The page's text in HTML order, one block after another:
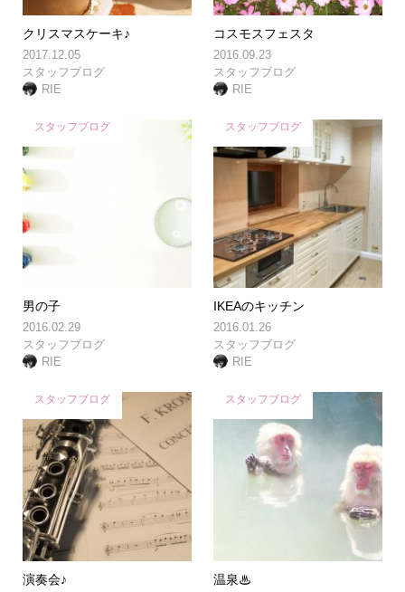
クリスマスケーキ♪
2017.12.05
スタッフブログ
RIE
コスモスフェスタ
2016.09.23
スタッフブログ
RIE
スタッフブログ
男の子
2016.02.29
スタッフブログ
RIE
スタッフブログ
IKEAのキッチン
2016.01.26
スタッフブログ
RIE
スタッフブログ
演奏会♪
スタッフブログ
温泉♨